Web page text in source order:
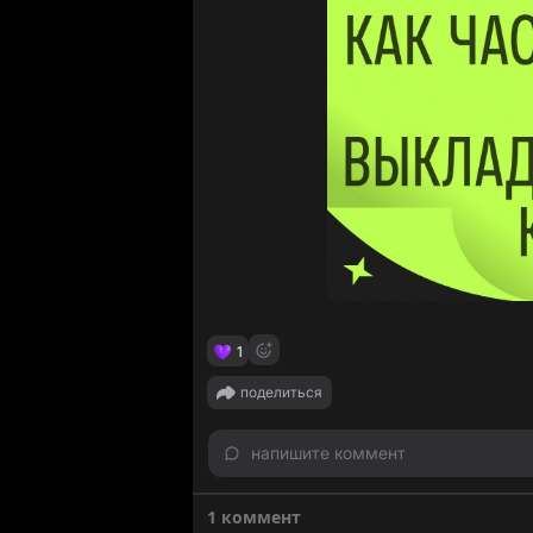
1
поделиться
напишите коммент
1 коммент